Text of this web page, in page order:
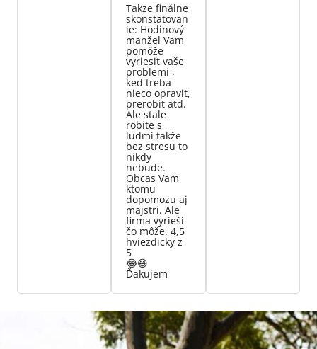
Takze finálne
skonstatovan
ie: Hodinový
manžel Vam
pomôže
vyriesit vaše
problemi ,
ked treba
nieco opravit,
prerobit atd.
Ale stale
robite s
ludmi takže
bez stresu to
nikdy
nebude.
Obcas Vam
ktomu
dopomozu aj
majstri. Ale
firma vyrieši
čo môže. 4,5
hviezdicky z
5
😂😄
Ďakujem